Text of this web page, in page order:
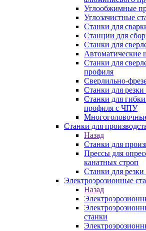
Углообжимные
Углозачистные
Станки для
Станции для
Станки для
Автоматические
Станки для
профиля
Сверлильно-
Станки для
Станки для
профиля с ЧПУ
Станки для
Назад
Станки для
Прессы для
канатных строп
Станки для резки
Электроэрозионные
Назад
станки